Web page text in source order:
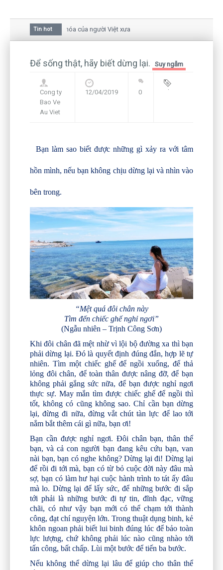
Tin hot
mai trong văn hóa của người Việt xưa
bức thư gửi mẹ của người... tử tù và của CEO
Để sống thật, hãy biết dừng lại. Suy ngẫm
Cong ty
Bao Ve
Au Viet
12/04/2019 0 Blog
Bạn làm sao biết được những gì xảy ra với tâm
hồn mình, nếu bạn không chịu dừng lại và nhìn vào
bên trong.
“Mệt quá đôi chân này
Tìm đến chiếc ghế nghỉ ngơi”
(Ngẫu nhiên – Trịnh Công Sơn)
Khi đôi chân đã mệt nhừ vì lội bộ đường xa thì bạn
phải dừng lại. Đó là quyết định đúng đắn, hợp lẽ tự
nhiên. Tìm một chiếc ghế để ngồi xuống, để thả
lỏng đôi chân, để toàn thân được nâng đỡ, để bạn
không phải gắng sức nữa, để bạn được nghỉ ngơi
thực sự. May mắn tìm được chiếc ghế để ngồi thì
tốt, không có cũng không sao. Chỉ cần bạn dừng
lại, đừng đi nữa, đừng vắt chút tàn lực để lao tới
nắm bắt thêm cái gì nữa, bạn ơi!
Bạn cần được nghỉ ngơi. Đôi chân bạn, thân thể
bạn, và cả con người bạn đang kêu cứu bạn, van
nài bạn, bạn có nghe không? Dừng lại đi! Dừng lại
để rồi đi tới mà, bạn có từ bỏ cuộc đời này đâu mà
sợ, bạn có làm hư hại cuộc hành trình to tát ấy đâu
mà lo. Dừng lại để lấy sức, để những bước đi sắp
tới phải là những bước đi tự tin, đĩnh đạc, vững
chãi, có như vậy bạn mới có thể chạm tới thành
công, đạt chí nguyện lớn. Trong thuật dụng binh, kẻ
khôn ngoan phải biết lui binh đúng lúc để bảo toàn
lực lượng, chứ không phải lúc nào cũng nhào tới
tấn công, bất chấp. Lùi một bước để tiến ba bước.
Nếu không thể dừng lại lâu để giúp cho thân thể